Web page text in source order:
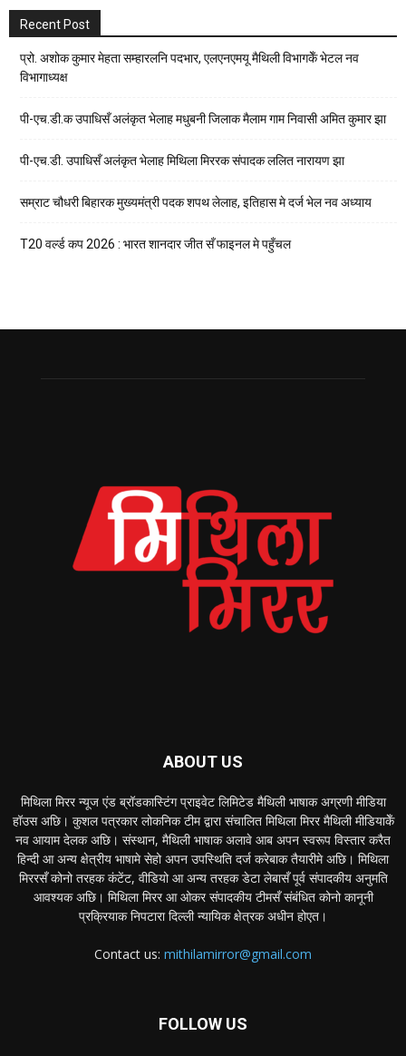
Recent Post
प्रो. अशोक कुमार मेहता सम्हारलनि पदभार, एलएनएमयू मैथिली विभागकेँ भेटल नव
विभागाध्यक्ष
पी-एच.डी.क उपाधिसँ अलंकृत भेलाह मधुबनी जिलाक मैलाम गाम निवासी अमित कुमार झा
पी-एच.डी. उपाधिसँ अलंकृत भेलाह मिथिला मिररक संपादक ललित नारायण झा
सम्राट चौधरी बिहारक मुख्यमंत्री पदक शपथ लेलाह, इतिहास मे दर्ज भेल नव अध्याय
T20 वर्ल्ड कप 2026 : भारत शानदार जीत सँ फाइनल मे पहुँचल
ABOUT US
मिथिला मिरर न्यूज एंड ब्रॉडकास्टिंग प्राइवेट लिमिटेड मैथिली भाषाक अग्रणी मीडिया
हॉउस अछि। कुशल पत्रकार लोकनिक टीम द्वारा संचालित मिथिला मिरर मैथिली मीडियाकेँ
नव आयाम देलक अछि। संस्थान, मैथिली भाषाक अलावे आब अपन स्वरूप विस्तार करैत
हिन्दी आ अन्य क्षेत्रीय भाषामे सेहो अपन उपस्थिति दर्ज करेबाक तैयारीमे अछि। मिथिला
मिररसँ कोनो तरहक कंटेंट, वीडियो आ अन्य तरहक डेटा लेबासँ पूर्व संपादकीय अनुमति
आवश्यक अछि। मिथिला मिरर आ ओकर संपादकीय टीमसँ संबंधित कोनो कानूनी
प्रक्रियाक निपटारा दिल्ली न्यायिक क्षेत्रक अधीन होएत।
Contact us: mithilamirror@gmail.com
FOLLOW US